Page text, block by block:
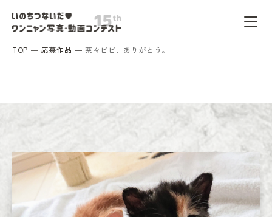
TOP 応募作品 茶々ビビ、ありがとう。